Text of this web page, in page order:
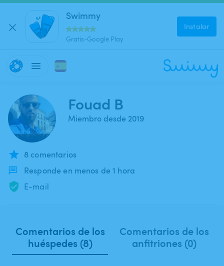
Swimmy
Gratis-Google Play
Instalar
Fouad B
Miembro desde 2019
8 comentarios
Responde en menos de 1 hora
E-mail
Comentarios de los
huéspedes (8)
Comentarios de los
anfitriones (0)